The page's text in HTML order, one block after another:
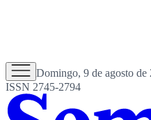
Domingo, 9 de agosto de
ISSN 2745-2794